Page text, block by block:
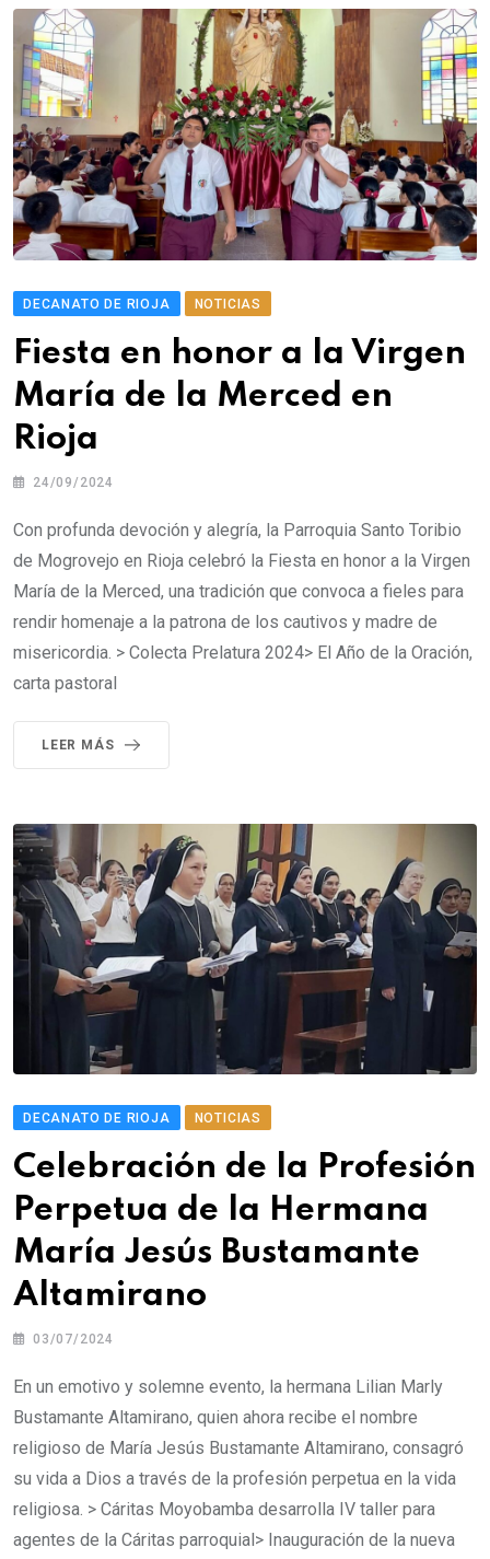
DECANATO DE RIOJA NOTICIAS
Fiesta en honor a la Virgen
María de la Merced en
Rioja
24/09/2024
Con profunda devoción y alegría, la Parroquia Santo Toribio
de Mogrovejo en Rioja celebró la Fiesta en honor a la Virgen
María de la Merced, una tradición que convoca a fieles para
rendir homenaje a la patrona de los cautivos y madre de
misericordia. > Colecta Prelatura 2024> El Año de la Oración,
carta pastoral
LEER MÁS
DECANATO DE RIOJA NOTICIAS
Celebración de la Profesión
Perpetua de la Hermana
María Jesús Bustamante
Altamirano
03/07/2024
En un emotivo y solemne evento, la hermana Lilian Marly
Bustamante Altamirano, quien ahora recibe el nombre
religioso de María Jesús Bustamante Altamirano, consagró
su vida a Dios a través de la profesión perpetua en la vida
religiosa. > Cáritas Moyobamba desarrolla IV taller para
agentes de la Cáritas parroquial> Inauguración de la nueva